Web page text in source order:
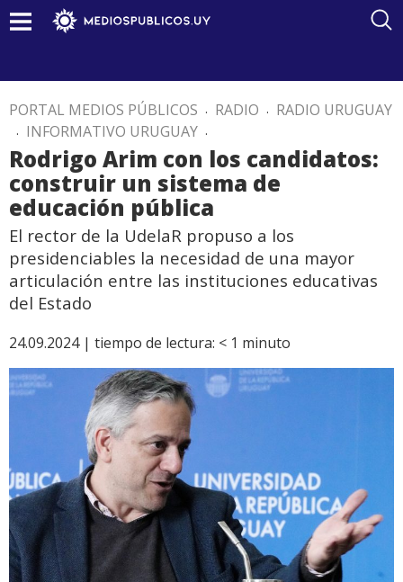
PORTAL MEDIOS PÚBLICOS . RADIO . RADIO URUGUAY
. INFORMATIVO URUGUAY .
Rodrigo Arim con los candidatos:
construir un sistema de
educación pública
El rector de la UdelaR propuso a los
presidenciables la necesidad de una mayor
articulación entre las instituciones educativas
del Estado
24.09.2024 | tiempo de lectura: < 1 minuto